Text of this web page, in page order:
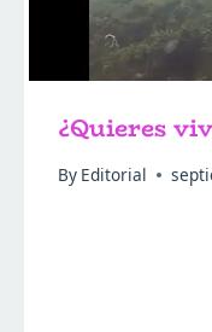
¿Quieres
By Editorial